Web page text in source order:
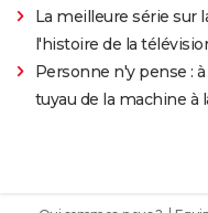
La meilleure série sur
l'histoire de la
Personne n'y pense :
tuyau de la machine à